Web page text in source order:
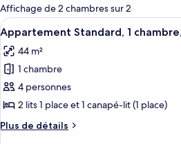
pour
les
chambres
Affichage de 2 chambres sur 2
Afficher
toutes
les
photos
pour
ce
type
de
Un
7
Appartement Standard, 1
44 m²
1 chambre
4 personnes
2 lits 1 place et 1 canapé-lit (1 place)
Plus de détails
Plus